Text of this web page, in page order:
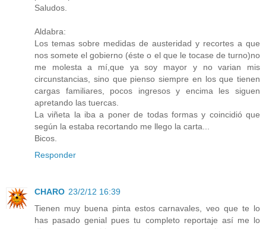
Saludos.
Aldabra:
Los temas sobre medidas de austeridad y recortes a que
nos somete el gobierno (éste o el que le tocase de turno)no
me molesta a mí,que ya soy mayor y no varian mis
circunstancias, sino que pienso siempre en los que tienen
cargas familiares, pocos ingresos y encima les siguen
apretando las tuercas.
La viñeta la iba a poner de todas formas y coincidió que
según la estaba recortando me llego la carta...
Bicos.
Responder
CHARO 23/2/12 16:39
Tienen muy buena pinta estos carnavales, veo que te lo
has pasado genial pues tu completo reportaje así me lo